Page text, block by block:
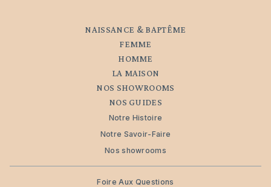
NAISSANCE & BAPTÊME
FEMME
HOMME
LA MAISON
NOS SHOWROOMS
NOS GUIDES
Notre Histoire
Notre Savoir-Faire
Nos showrooms
Foire Aux Questions